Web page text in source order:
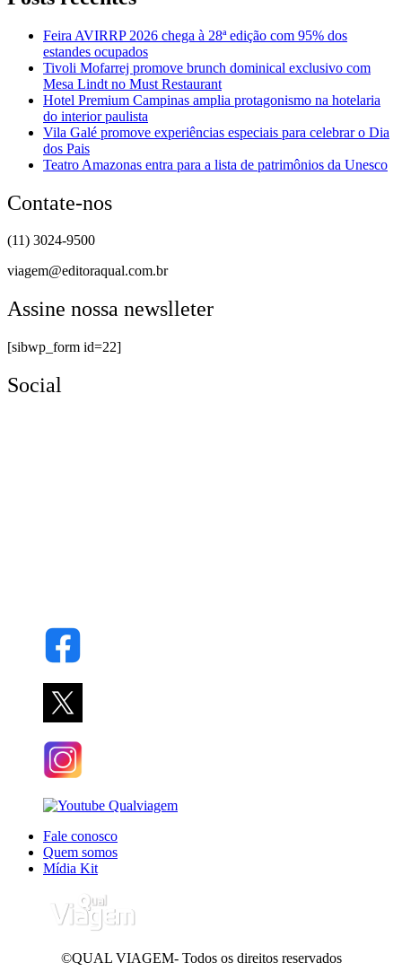
Feira AVIRRP 2026 chega à 28ª edição com 95% dos
estandes ocupados
Tivoli Mofarrej promove brunch dominical exclusivo com
Mesa Lindt no Must Restaurant
Hotel Premium Campinas amplia protagonismo na hotelaria
do interior paulista
Vila Galé promove experiências especiais para celebrar o Dia
dos Pais
Teatro Amazonas entra para a lista de patrimônios da Unesco
Contate-nos
(11) 3024-9500
viagem@editoraqual.com.br
Assine nossa newslleter
[sibwp_form id=22]
Social
Fale conosco
Quem somos
Mídia Kit
©QUAL VIAGEM- Todos os direitos reservados